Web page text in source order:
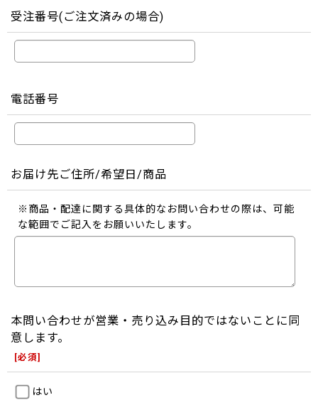
受注番号(ご注文済みの場合)
電話番号
お届け先ご住所/希望日/商品
※商品・配達に関する具体的なお問い合わせの際は、可能
な範囲でご記入をお願いいたします。
本問い合わせが営業・売り込み目的ではないことに同
意します。
[必須]
はい